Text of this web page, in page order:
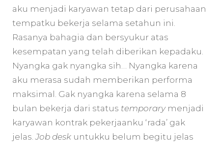
aku menjadi karyawan tetap dari perusahaan
tempatku bekerja selama setahun ini.
Rasanya bahagia dan bersyukur atas
kesempatan yang telah diberikan kepadaku.
Nyangka gak nyangka sih… Nyangka karena
aku merasa sudah memberikan performa
maksimal. Gak nyangka karena selama 8
bulan bekerja dari status temporarymenjadi
karyawan kontrak pekerjaanku ‘rada’ gak
jelas. Job desk untukku belum begitu jelas